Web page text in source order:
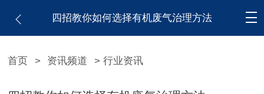
四招教你如何选择有机废气治理方法
首页 > 资讯频道 > 行业资讯